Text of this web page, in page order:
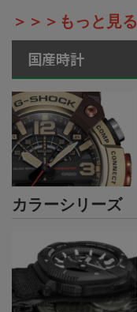
＞＞＞もっと見る
国産時計
カラーシリーズ